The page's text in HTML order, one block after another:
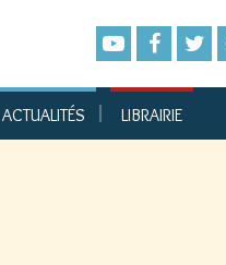
ACTUALITÉS LIBRAIRIE